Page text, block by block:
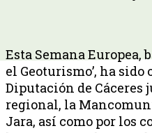
Esta Semana Europea,
el Geoturismo’, ha
Diputación de Cáceres
regional, la
Jara, así como por los